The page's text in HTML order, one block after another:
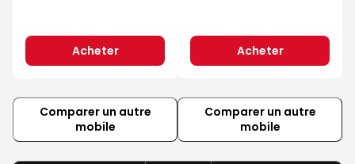
Acheter Acheter
Comparer un autre
mobile
Comparer un autre
mobile